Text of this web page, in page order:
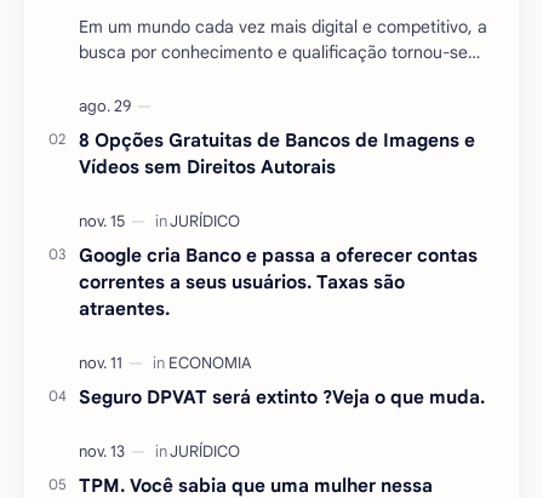
Em um mundo cada vez mais digital e competitivo, a
busca por conhecimento e qualificação tornou-se
…
8 Opções Gratuitas de Bancos de Imagens e
Vídeos sem Direitos Autorais
Google cria Banco e passa a oferecer contas
correntes a seus usuários. Taxas são
atraentes.
Seguro DPVAT será extinto ?Veja o que muda.
TPM. Você sabia que uma mulher nessa